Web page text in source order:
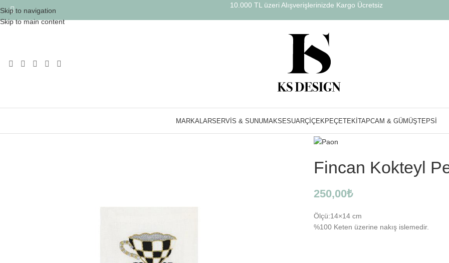
Skip to navigation
Skip to main content
10.000 TL üzeri Alışverişlerinizde Kargo Ücretsiz
MARKALARSERVIS & SUNUMAKSESUARÇIÇEKPEÇETEKITAPCAM & GÜMÜŞTEPSI
Ana Sayfa Peçete Fincan Kokteyl Peçete
Fincan Kokteyl
250,00₺
Ölçü:14×14 cm
%100 Keten üzerine nakış islemedir.